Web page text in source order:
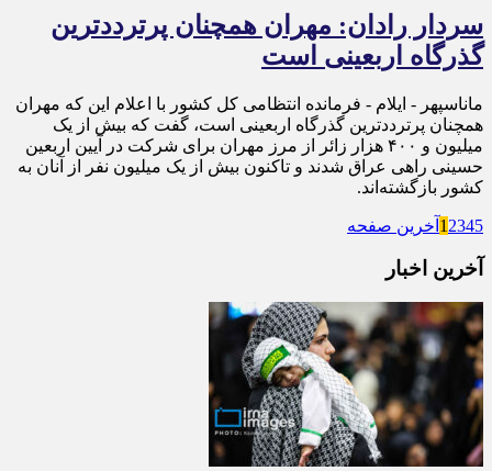
سردار رادان: مهران همچنان پرترددترین
گذرگاه اربعینی است
ماناسپهر - ایلام - فرمانده انتظامی کل کشور با اعلام این که مهران
همچنان پرترددترین گذرگاه اربعینی است، گفت که بیش از یک
میلیون و ۴۰۰ هزار زائر از مرز مهران برای شرکت در آیین اربعین
حسینی راهی عراق شدند و تاکنون بیش از یک میلیون نفر از آنان به
کشور بازگشته‌اند.
1 2345 آخرین صفحه
آخرین اخبار